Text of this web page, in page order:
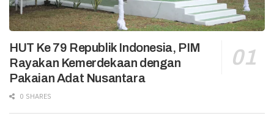
HUT Ke 79 Republik Indonesia, PIM
Rayakan Kemerdekaan dengan
Pakaian Adat Nusantara
0 SHARES